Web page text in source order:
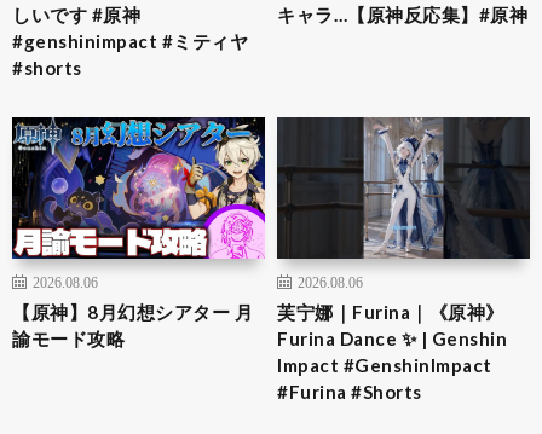
しいです #原神
#genshinimpact #ミティヤ
#shorts
キャラ…【原神反応集】#原神
2026.08.06
【原神】8月幻想シアター 月
諭モード攻略
2026.08.06
芙宁娜｜Furina｜《原神》
Furina Dance ✨ | Genshin
Impact #GenshinImpact
#Furina #Shorts